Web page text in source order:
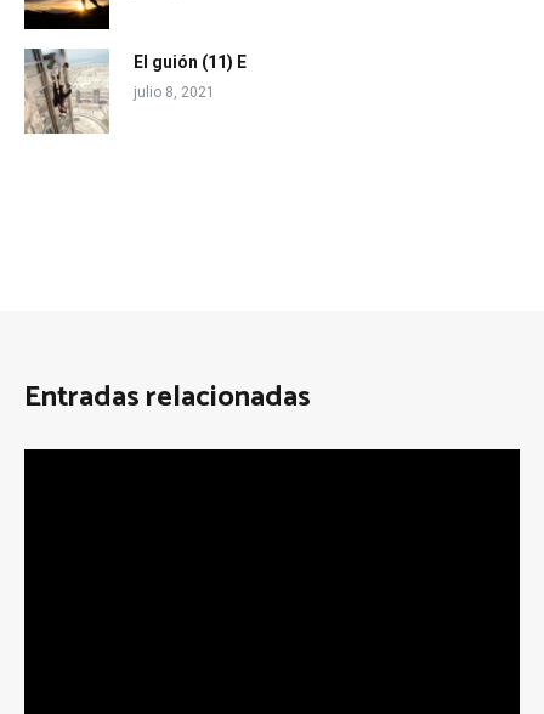
El guión (11) E
julio 8, 2021
Entradas relacionadas